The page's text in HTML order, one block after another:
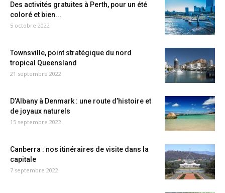
Des activités gratuites à Perth, pour un été
coloré et bien...
5 octobre 2022
Townsville, point stratégique du nord
tropical Queensland
21 septembre 2022
D’Albany à Denmark : une route d’histoire et
de joyaux naturels
15 septembre 2022
Canberra : nos itinéraires de visite dans la
capitale
7 septembre 2022